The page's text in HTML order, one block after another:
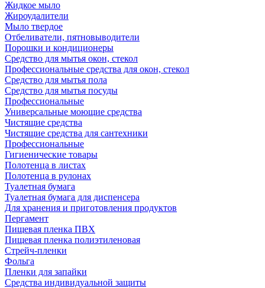
Жидкое мыло
Жироудалители
Мыло твердое
Отбеливатели, пятновыводители
Порошки и кондиционеры
Средство для мытья окон, стекол
Профессиональные средства для окон, стекол
Средство для мытья пола
Средство для мытья посуды
Профессиональные
Универсальные моющие средства
Чистящие средства
Чистящие средства для сантехники
Профессиональные
Гигиенические товары
Полотенца в листах
Полотенца в рулонах
Туалетная бумага
Туалетная бумага для диспенсера
Для хранения и приготовления продуктов
Пергамент
Пищевая пленка ПВХ
Пищевая пленка полиэтиленовая
Стрейч-пленки
Фольга
Пленки для запайки
Средства индивидуальной защиты